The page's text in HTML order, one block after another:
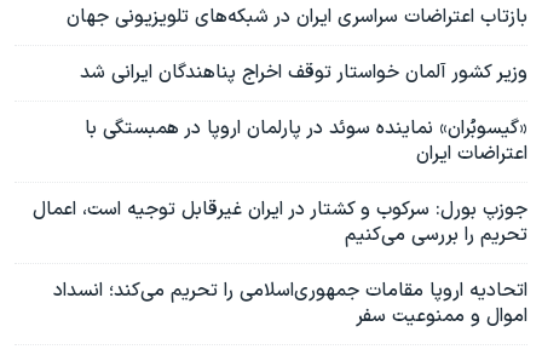
بازتاب اعتراضات سراسری ایران در شبکه‌های تلویزیونی جهان
وزیر کشور آلمان خواستار توقف اخراج پناهندگان ایرانی شد
«گیسوبُران» نماینده سوئد در پارلمان اروپا در همبستگی با
اعتراضات ایران
جوزپ بورل: سرکوب و کشتار در ایران غیرقابل‌ توجیه است، اعمال
تحریم را بررسی می‌کنیم
اتحادیه‌ اروپا مقامات جمهوری‌اسلامی را تحریم می‌کند؛ انسداد
اموال و ممنوعیت سفر